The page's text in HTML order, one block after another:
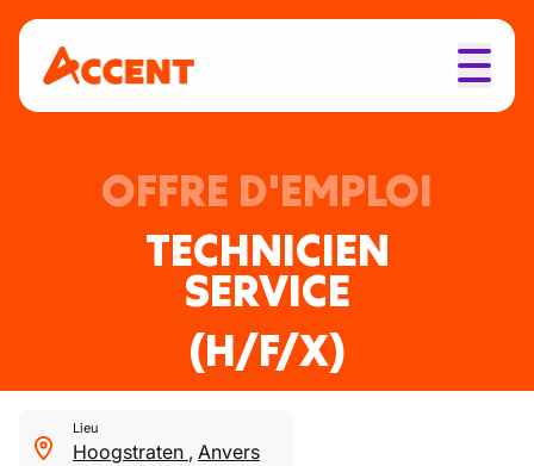
OFFRE D'EMPLOI
TECHNICIEN
SERVICE
(H/F/X)
Lieu
Hoogstraten , Anvers